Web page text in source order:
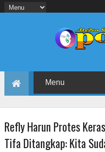
Refly Harun Protes
Tifa Ditangkap: Kita